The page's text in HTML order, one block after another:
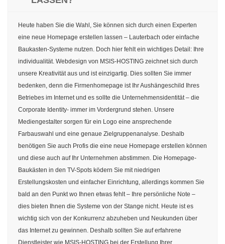
Heute haben Sie die Wahl, Sie können sich durch einen Experten
eine neue Homepage erstellen lassen – Lauterbach oder einfache
Baukasten-Systeme nutzen. Doch hier fehlt ein wichtiges Detail: Ihre
individualität. Webdesign von MSIS-HOSTING zeichnet sich durch
unsere Kreativität aus und ist einzigartig. Dies sollten Sie immer
bedenken, denn die Firmenhomepage ist Ihr Aushängeschild Ihres
Betriebes im Internet und es sollte die Unternehmensidentität – die
Corporate Identity- immer im Vordergrund stehen. Unsere
Mediengestalter sorgen für ein Logo eine ansprechende
Farbauswahl und eine genaue Zielgruppenanalyse. Deshalb
benötigen Sie auch Profis die eine neue Homepage erstellen können
und diese auch auf Ihr Unternehmen abstimmen. Die Homepage-
Baukästen in den TV-Spots ködern Sie mit niedrigen
Erstellungskosten und einfacher Einrichtung, allerdings kommen Sie
bald an den Punkt wo Ihnen etwas fehlt – Ihre persönliche Note –
dies bieten Ihnen die Systeme von der Stange nicht. Heute ist es
wichtig sich von der Konkurrenz abzuheben und Neukunden über
das Internet zu gewinnen. Deshalb sollten Sie auf erfahrene
Dienstleister wie MSIS-HOSTING bei der Erstellung Ihrer